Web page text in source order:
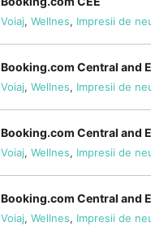
Voiaj, Wellnes, Impresii de
Booking.com Central and
Voiaj, Wellnes, Impresii de
Booking.com Central and
Voiaj, Wellnes, Impresii de
Booking.com Central and
Voiaj, Wellnes, Impresii de